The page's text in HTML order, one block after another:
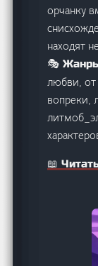
орчанку
находят
🎭
любви,
вопреки,
📖